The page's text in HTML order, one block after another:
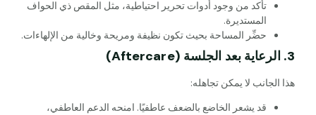
تأكد من وجود أدوات تحرير احتياطية، مثل المقص ذي الحواف
المستديرة.
حضِّر المساحة بحيث تكون نظيفة ومريحة وخالية من الإلهاءات.
3. الرعاية بعد الجلسة (Aftercare)
هذا الجانب لا يمكن تجاهله:
قد يشعر الخاضع بالضعف عاطفيًا. امنحه الدعم العاطفي،